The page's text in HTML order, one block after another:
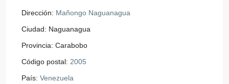
Dirección: Mañongo Naguanagua
Ciudad: Naguanagua
Provincia: Carabobo
Código postal: 2005
País: Venezuela